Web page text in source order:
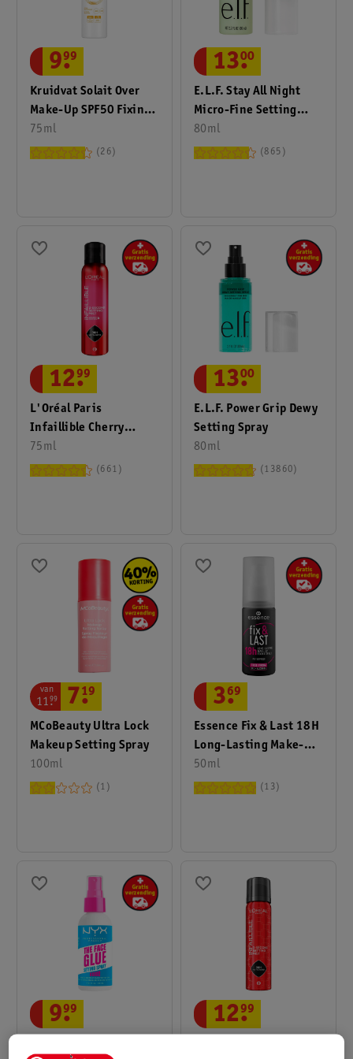
Kruidvat Solait Over
Make-Up SPF50 Fixing
Spray
75ml
9.
99
26
E.l.f. Stay All Night
Micro-Fine Setting
Mist
80ml
13.
00
865
L'Oréal Paris
Infaillible Cherry
Edition 3-Second
Setting Mist
75ml
12.
99
661
E.l.f. Power Grip Dewy
Setting Spray
80ml
13.
00
13860
MCoBeauty Ultra Lock
Makeup Setting Spray
100ml
van
11.
99 7.
19
1
Essence Fix & Last 18H
Long-Lasting Make-Up
Fixing Spray
50ml
3.
69
13
9.
99 12.
99